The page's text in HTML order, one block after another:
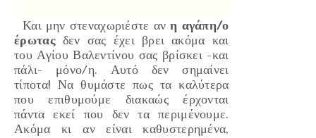
Και μην στεναχωριέστε ανη αγάπη/ο
έρωταςδεν σας έχει βρει ακόμα και
του Αγίου Βαλεντίνου σας βρίσκει -και
πάλι- μόνο/η. Αυτό δεν σημαίνει
τίποτα! Να θυμάστε πως τα καλύτερα
που επιθυμούμε διακαώς έρχονται
πάντα εκεί που δεν τα περιμένουμε.
Ακόμα κι αν είναι καθυστερημένα,